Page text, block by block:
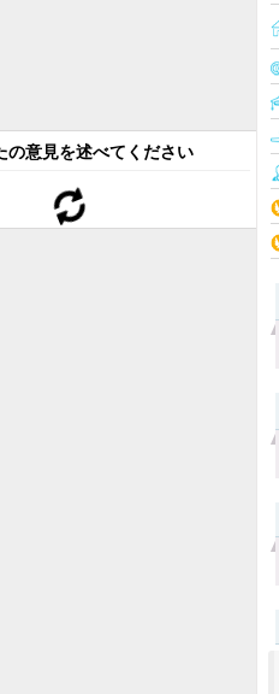
の意見を述べてください